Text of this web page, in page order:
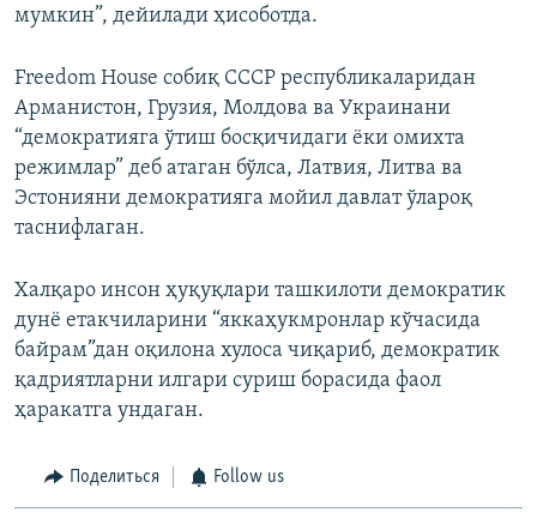
мумкин”, дейилади ҳисоботда.
Freedom House собиқ СССР республикаларидан
Арманистон, Грузия, Молдова ва Украинани
“демократияга ўтиш босқичидаги ёки омихта
режимлар” деб атаган бўлса, Латвия, Литва ва
Эстонияни демократияга мойил давлат ўлароқ
таснифлаган.
Халқаро инсон ҳуқуқлари ташкилоти демократик
дунё етакчиларини “яккаҳукмронлар кўчасида
байрам”дан оқилона хулоса чиқариб, демократик
қадриятларни илгари суриш борасида фаол
ҳаракатга ундаган.
Поделиться Follow us